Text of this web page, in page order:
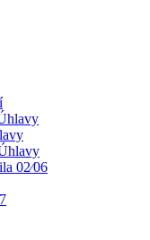
02⁄06